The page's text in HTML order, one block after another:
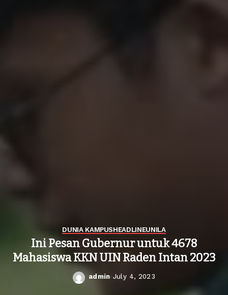
DUNIA KAMPUSHEADLINEUNILA
Ini Pesan Gubernur untuk 4678
Mahasiswa KKN UIN Raden Intan 2023
Posted
admin July 4, 2023